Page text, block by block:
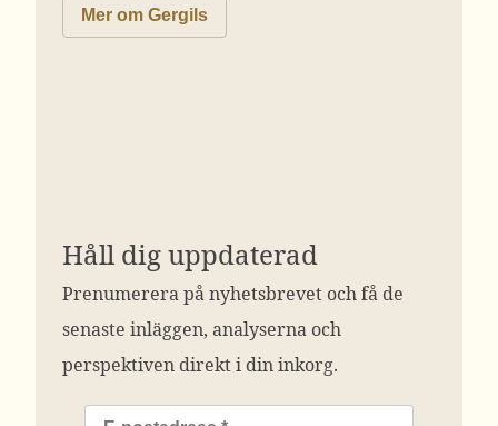
Mer om Gergils
Håll dig uppdaterad
Prenumerera på nyhetsbrevet och få de
senaste inläggen, analyserna och
perspektiven direkt i din inkorg.